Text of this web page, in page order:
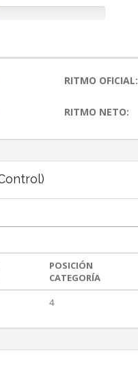
RITMO OFICIAL:
RITMO NETO:
POSICIÓN
CATEGORÍA
4